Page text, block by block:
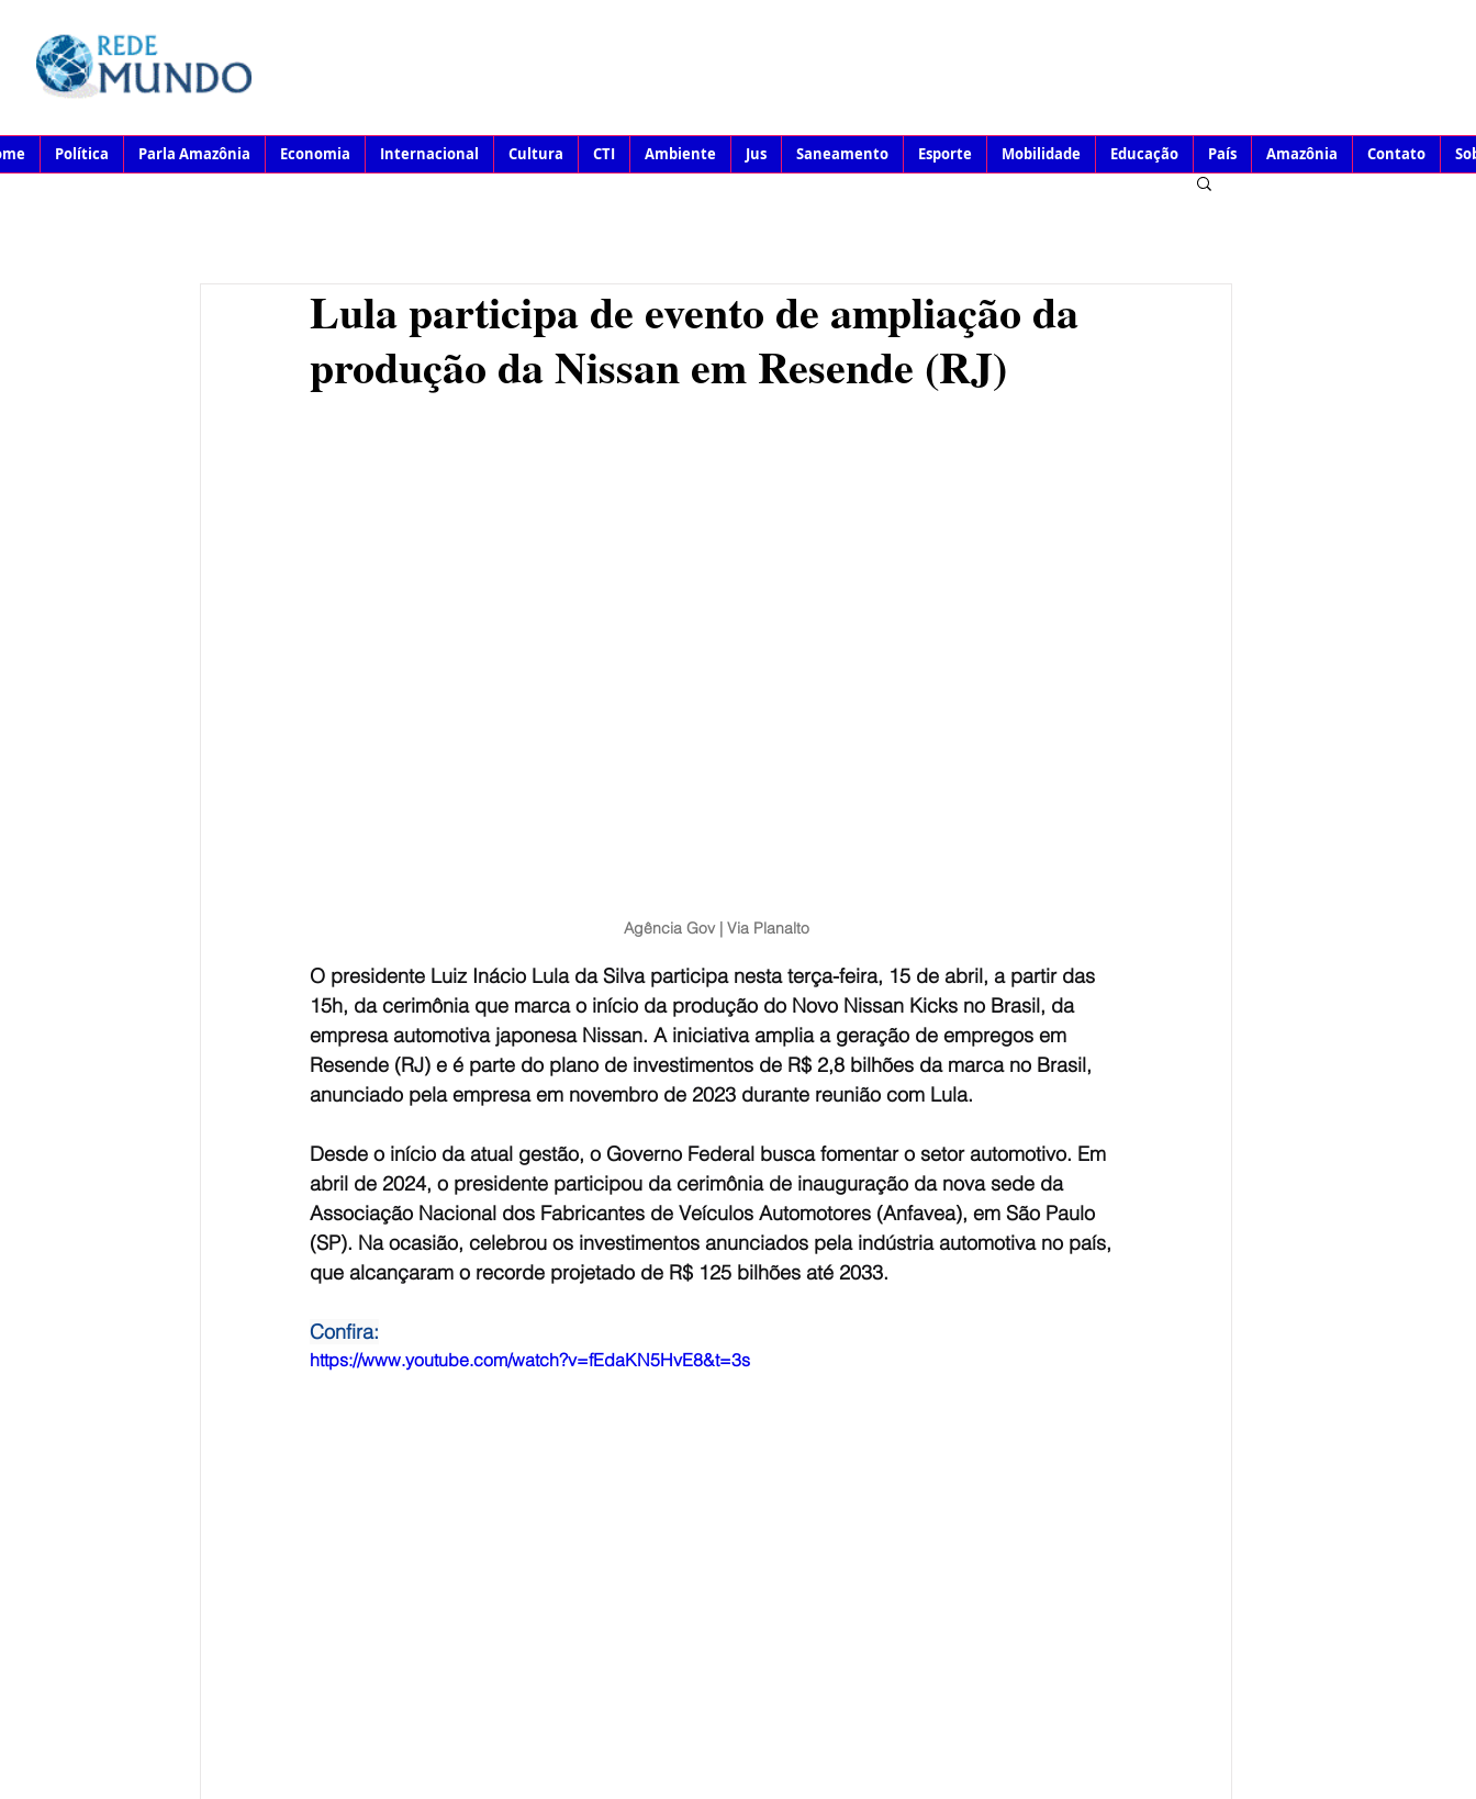
Política Parla Amazônia Economia Internacional Cultura CTI Ambiente Jus Saneamento Esporte Mobilidade Educação País Amazônia Contato
Lula participa de evento de ampliação da
produção da Nissan em Resende (RJ)
Agência Gov | Via Planalto
O presidente Luiz Inácio Lula da Silva participa nesta terça-feira, 15 de abril, a partir das
15h, da cerimônia que marca o início da produção do Novo Nissan Kicks no Brasil, da
empresa automotiva japonesa Nissan. A iniciativa amplia a geração de empregos em
Resende (RJ) e é parte do plano de investimentos de R$ 2,8 bilhões da marca no Brasil,
anunciado pela empresa em novembro de 2023 durante reunião com Lula.
Desde o início da atual gestão, o Governo Federal busca fomentar o setor automotivo. Em
abril de 2024, o presidente participou da cerimônia de inauguração da nova sede da
Associação Nacional dos Fabricantes de Veículos Automotores (Anfavea), em São Paulo
(SP). Na ocasião, celebrou os investimentos anunciados pela indústria automotiva no país,
que alcançaram o recorde projetado de R$ 125 bilhões até 2033.
Confira:
https://www.youtube.com/watch?v=fEdaKN5HvE8&t=3s